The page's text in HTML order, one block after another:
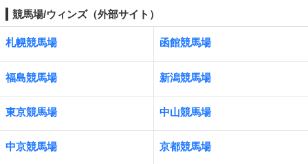
競馬場/ウィンズ（外部サイト）
札幌競馬場 函館競馬場
福島競馬場 新潟競馬場
東京競馬場 中山競馬場
中京競馬場 京都競馬場